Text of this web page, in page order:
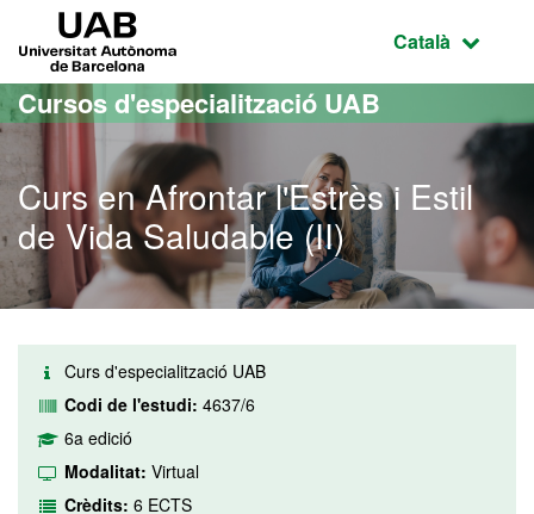
Ves al contingut principal
Ves a la navegació de la pàgina
Idioma
Català
Cursos d'especialització UAB
Curs en Afrontar l'Estrès i Estil
de Vida Saludable (II)
Curs d'especialització UAB
Codi de l'estudi: 4637/6
6a edició
Modalitat: Virtual
Crèdits: 6 ECTS